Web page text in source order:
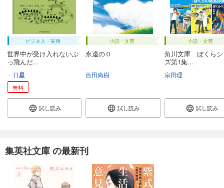
ビジネス・実用
世界中が受け入れないぶ
っ飛んだ...
一日星
無料
試し読み
小説・文芸
永遠の０
百田尚樹
試し読み
小説・文芸
角川文庫 ぼくらシ
ズ第1集...
宗田理
試し読み
集英社文庫 の最新刊